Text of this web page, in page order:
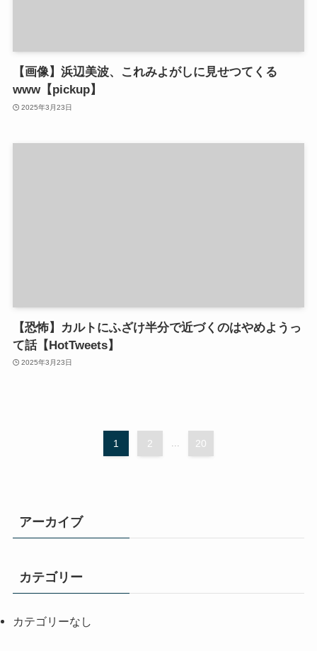
【画像】浜辺美波、これみよがしに見せつてくる
www【pickup】
2025年3月23日
【恐怖】カルトにふざけ半分で近づくのはやめようっ
て話【HotTweets】
2025年3月23日
1 2 20
アーカイブ
カテゴリー
カテゴリーなし